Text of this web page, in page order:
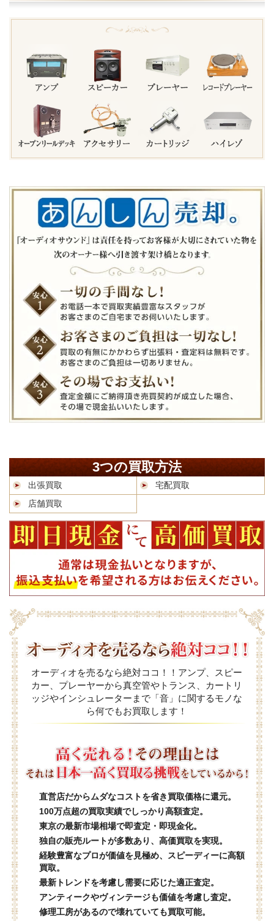
3つの買取方法
出張買取
宅配買取
店舗買取
オーディオを売るなら絶対ココ！！アンプ、スピー
カー、プレーヤーから真空管やトランス、カートリ
ッジやインシュレーターまで「音」に関するモノな
ら何でもお買取します！
直営店だからムダなコストを省き買取価格に還元。
100万点超の買取実績でしっかり高額査定。
東京の最新市場相場で即査定・即現金化。
独自の販売ルートが多数あり、高価買取を実現。
経験豊富なプロが価値を見極め、スピーディーに高額
買取。
最新トレンドを考慮し需要に応じた適正査定。
アンティークやヴィンテージも価値を考慮し査定。
修理工房があるので壊れていても買取可能。